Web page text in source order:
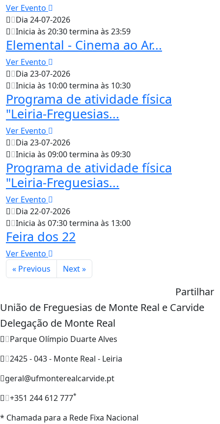
Ver Evento
Dia 24-07-2026
Inicia às 20:30 termina às 23:59
Elemental - Cinema ao Ar...
Ver Evento
Dia 23-07-2026
Inicia às 10:00 termina às 10:30
Programa de atividade física
"Leiria-Freguesias...
Ver Evento
Dia 23-07-2026
Inicia às 09:00 termina às 09:30
Programa de atividade física
"Leiria-Freguesias...
Ver Evento
Dia 22-07-2026
Inicia às 07:30 termina às 13:00
Feira dos 22
Ver Evento
« Previous
Next »
Partilhar
União de Freguesias de Monte Real e Carvide
Delegação de Monte Real
Parque Olímpio Duarte Alves
2425 - 043 - Monte Real - Leiria
geral@ufmonterealcarvide.pt
+351 244 612 777*
* Chamada para a Rede Fixa Nacional